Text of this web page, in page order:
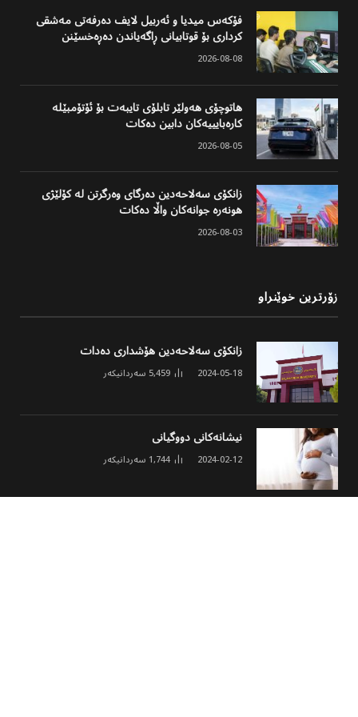
فۆکەس میدیا و ئەربیل لایف دەرفەتی مەشقی
کرداری بۆ قوتابیانی ڕاگەیاندن دەڕەخسێنن
2026-08-08
هاتوچۆی هەولێر تابلۆی تایبەت بۆ ئۆتۆمبێلە
کارەبایییەکان دابین دەکات
2026-08-05
زانکۆی سەلاحەدین دەرگای وەرگرتن لە کۆلێژی
هونەرە جوانەکان واڵا دەکات
2026-08-03
زۆرترین خوێنراو
زانکۆی سەلاحەدین هۆشداری دەدات
2024-05-18
5,459 سەردانیکەر
نیشانەکانی دووگیانی
2024-02-12
1,744 سەردانیکەر